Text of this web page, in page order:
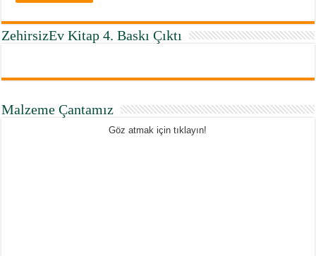
ZehirsizEv Kitap 4. Baskı Çıktı
Malzeme Çantamız
Göz atmak için tıklayın!